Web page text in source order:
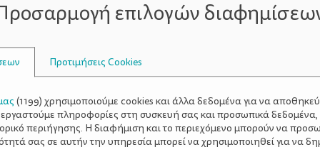
τουαλέτα. Είναι καλύτερα αυτό να το κάνει ο γονιός
να σας μοιάσει.
να του αρέσει. Το γιογιό καταρχήν μπορεί να
1-2 μήνες αργότερα, αφού αποσύρετε το γιογιό.
να χρησιμοποιεί τη λεκάνη, αγοράστε ένα παιδικό
ώστε να πατάει τα πόδια του.
του για ένα μικρό διάστημα χωρίς πίεση.
επιλογών
Προτιμήσεις Cookies
(1199) χρησιμοποιούμε cookies και άλλα δεδομένα για να
πληροφορίες στη συσκευή σας και προσωπικά
περιήγησης. Η διαφήμιση και το περιεχόμενο μπορούν να
σας σε αυτήν την υπηρεσία μπορεί να χρησιμοποιηθεί για να